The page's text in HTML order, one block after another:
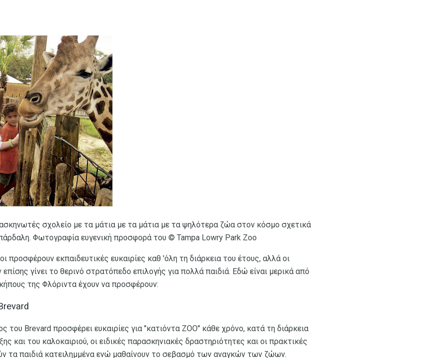
σχολείο με τα μάτια με τα μάτια με τα ψηλότερα ζώα στον κόσμο σχετικά
Φωτογραφία ευγενική προσφορά του © Tampa Lowry Park Zoo
προσφέρουν εκπαιδευτικές ευκαιρίες καθ 'όλη τη διάρκεια του έτους, αλλά οι
γίνει το θερινό στρατόπεδο επιλογής για πολλά παιδιά. Εδώ είναι μερικά από
της Φλόριντα έχουν να προσφέρουν:
Brevard προσφέρει ευκαιρίες για "κατιόντα ZOO" κάθε χρόνο, κατά τη διάρκεια
και του καλοκαιριού, οι ειδικές παρασκηνιακές δραστηριότητες και οι πρακτικές
τα παιδιά κατειλημμένα ενώ μαθαίνουν το σεβασμό των αναγκών των ζώων.